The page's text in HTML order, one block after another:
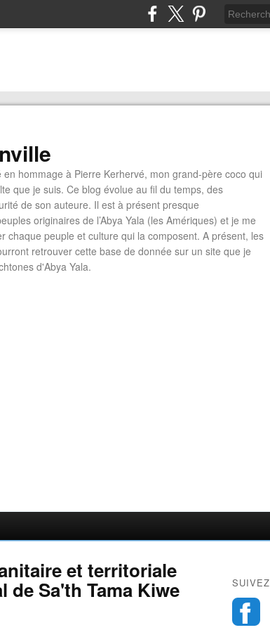
hommage à Pierre Kerhervé, mon grand-père coco qui
que je suis. Ce blog évolue au fil du temps, des
de son auteure. Il est à présent presque
originaires de l’Abya Yala (les Amériques) et je me
chaque peuple et culture qui la composent. A présent, les
retrouver cette base de donnée sur un site que je
d'Abya Yala.
et territoriale
de Sa'th Tama Kiwe